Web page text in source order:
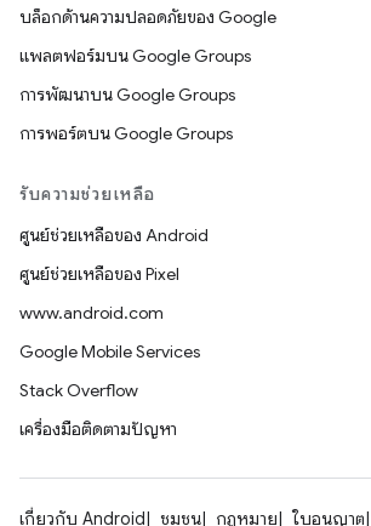
บล็อกด้านความปลอดภัยของ Google
แพลตฟอร์มบน Google Groups
การพัฒนาบน Google Groups
การพอร์ตบน Google Groups
รับความช่วยเหลือ
ศูนย์ช่วยเหลือของ Android
ศูนย์ช่วยเหลือของ Pixel
www.android.com
Google Mobile Services
Stack Overflow
เครื่องมือติดตามปัญหา
เกี่ยวกับ Android ชุมชน กฎหมาย ใบอนุญาต